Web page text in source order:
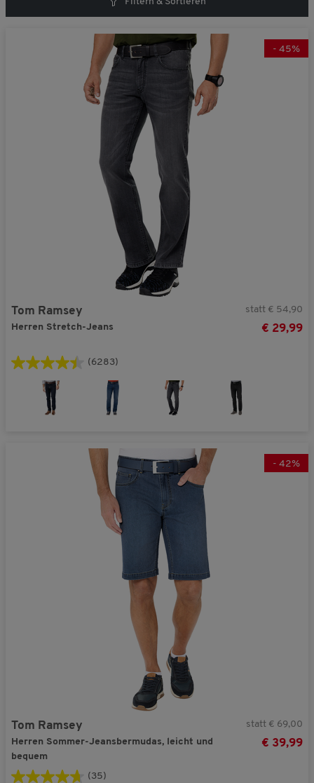
- 45%
Tom Ramsey
Herren Stretch-Jeans
statt € 54,90
€ 29,99
(6283)
- 42%
Tom Ramsey
Herren Sommer-Jeansbermudas, leicht und
bequem
statt € 69,00
€ 39,99
(35)
V51373
Jetzt 25% Rabatt + GRATIS Geschenk aktivieren!
Nein danke. Ich möchte meinen Gutschein-Code nicht verwenden.
Sie erhalten Ihren Rabatt und Ihr Geschnek bei einer Bestellung ab € 40,- in
unserem Online-Shop. Die Berechnung des Mindestbestellwerts erfolgt auf Basis